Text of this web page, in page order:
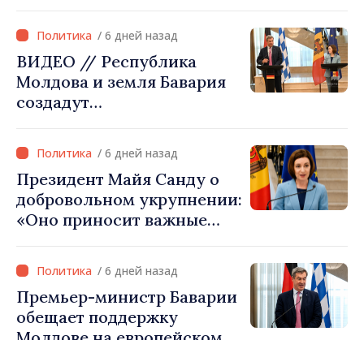
/ 6 дней назад
ВИДЕО // Республика
Молдова и земля Бавария
создадут
комиссию по
экономическому
сотрудничеству
/ 6 дней назад
Президент Майя Санду о
добровольном укрупнении:
«Оно приносит важные
проектов»
/ 6 дней назад
Премьер-министр Баварии
обещает поддержку